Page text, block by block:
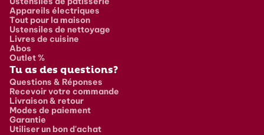
Appareils électriques
Tout pour la maison
Ustensiles de nettoyage
Livres de cuisine
Abos
Outlet %
Tu as des questions?
Questions & Réponses
Recevoir votre commande
Livraison & retour
Modes de paiement
Garantie
Utiliser un bon d'achat